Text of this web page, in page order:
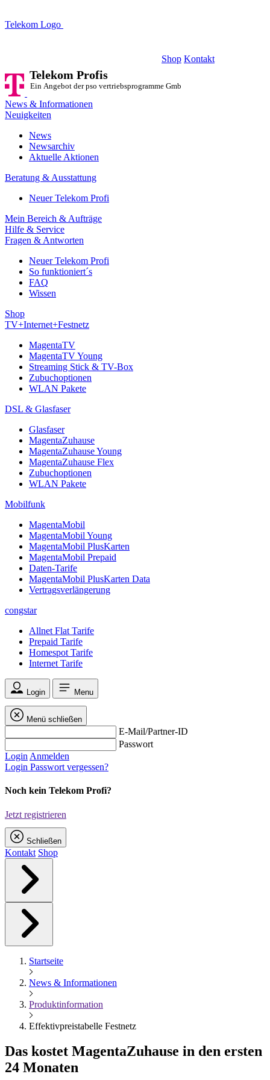
Telekom Logo
Shop Kontakt
Telekom Profis
Ein Angebot der pso vertriebsprogramme GmbH
News & Informationen
Neuigkeiten
News
Newsarchiv
Aktuelle Aktionen
Beratung & Ausstattung
Neuer Telekom Profi
Mein Bereich & Aufträge
Hilfe & Service
Fragen & Antworten
Neuer Telekom Profi
So funktioniert´s
FAQ
Wissen
Shop
TV+Internet+Festnetz
MagentaTV
MagentaTV Young
Streaming Stick & TV-Box
Zubuchoptionen
WLAN Pakete
DSL & Glasfaser
Glasfaser
MagentaZuhause
MagentaZuhause Young
MagentaZuhause Flex
Zubuchoptionen
WLAN Pakete
Mobilfunk
MagentaMobil
MagentaMobil Young
MagentaMobil PlusKarten
MagentaMobil Prepaid
Daten-Tarife
MagentaMobil PlusKarten Data
Vertragsverlängerung
congstar
Allnet Flat Tarife
Prepaid Tarife
Homespot Tarife
Internet Tarife
Login Menu
Menü schließen
E-Mail/Partner-ID
Passwort
Login Anmelden
Login Passwort vergessen?
Noch kein Telekom Profi?
Jetzt registrieren
Schließen
Kontakt Shop
Startseite
News & Informationen
Produktinformation
Effektivpreistabelle Festnetz
Das kostet MagentaZuhause in den ersten
24 Monaten